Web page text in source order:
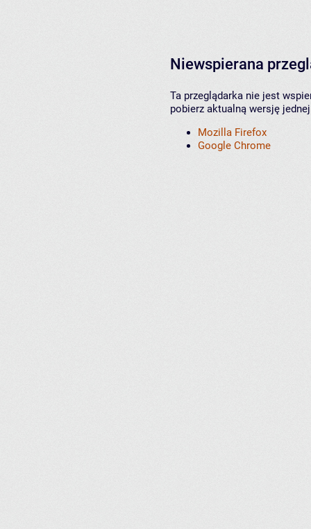
Niewspierana
Ta przeglądarka nie jest
pobierz aktualną wersję
Mozilla Firefox
Google Chrome